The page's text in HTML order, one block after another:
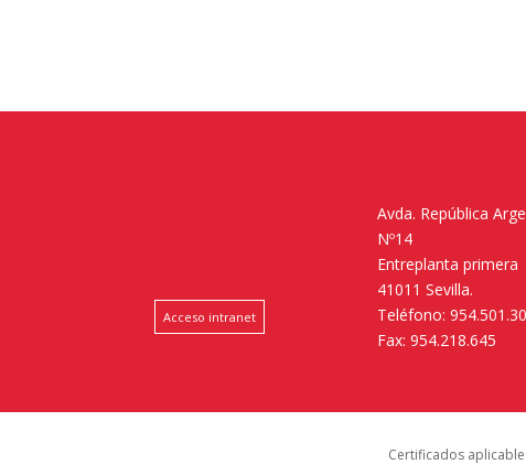
Acceso intranet
Avda. República
Nº14
Entreplanta primera
41011 Sevilla.
Teléfono:
Fax: 954.218.645
Certificados